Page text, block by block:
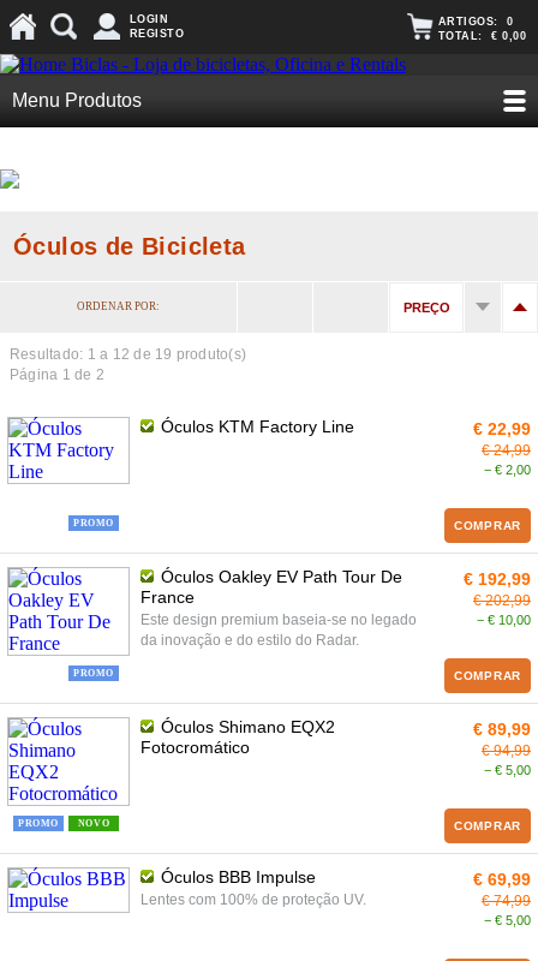
LOGIN
REGISTO
ARTIGOS: 0
TOTAL: € 0,00
Menu Produtos
Óculos de Bicicleta
ORDENAR POR: PREÇO
Resultado: 1 a 12 de 19 produto(s)
Página 1 de 2
PROMO
Óculos KTM Factory Line € 22,99
€ 24,99
− € 2,00
COMPRAR
PROMO
Óculos Oakley EV Path Tour De
France
Este design premium baseia-se no legado
da inovação e do estilo do Radar.
€ 192,99
€ 202,99
− € 10,00
COMPRAR
NOVO
PROMO
Óculos Shimano EQX2
Fotocromático
€ 89,99
€ 94,99
− € 5,00
COMPRAR
Óculos BBB Impulse
Lentes com 100% de proteção UV.
€ 69,99
€ 74,99
− € 5,00